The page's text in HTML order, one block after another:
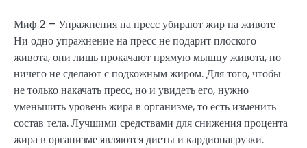
Миф 2 – Упражнения на пресс убирают жир на животе
Ни одно упражнение на пресс не подарит плоского
живота, они лишь прокачают прямую мышцу живота, но
ничего не сделают с подкожным жиром. Для того, чтобы
не только накачать пресс, но и увидеть его, нужно
уменьшить уровень жира в организме, то есть изменить
состав тела. Лучшими средствами для снижения процента
жира в организме являются диеты и кардионагрузки.